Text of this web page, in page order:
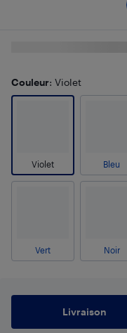
Couleur: Violet
Violet Bleu
Vert Noir
Livraison